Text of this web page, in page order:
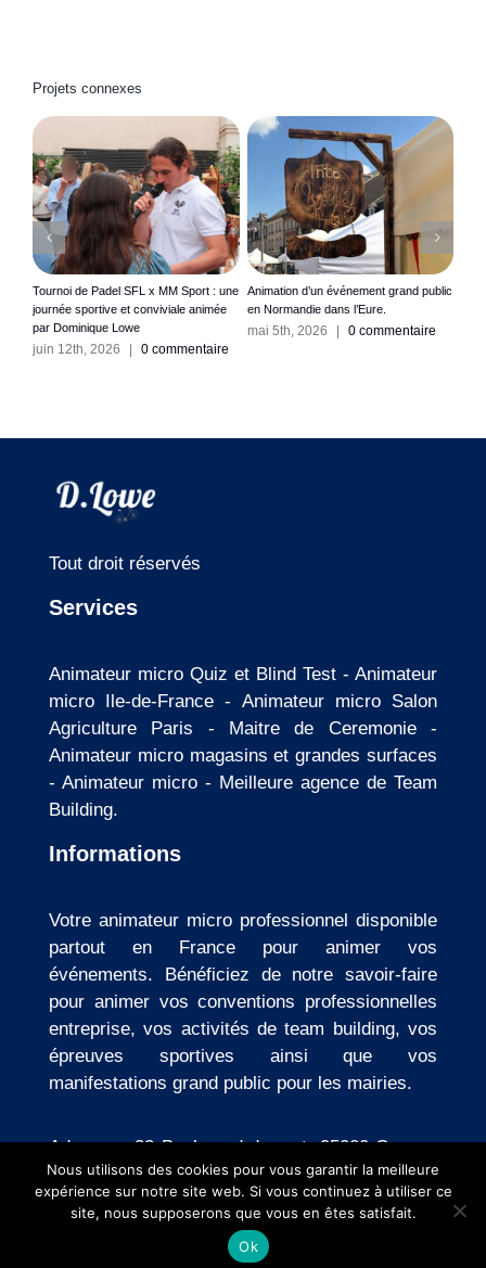
Projets connexes
Tournoi de Padel SFL x MM Sport : une
journée sportive et conviviale animée
par Dominique Lowe
juin 12th, 2026 | 0 commentaire
Animation d’un événement grand public
en Normandie dans l’Eure.
mai 5th, 2026 | 0 commentaire
Tout droit réservés
Services
Animateur micro Quiz et Blind Test - Animateur
micro Ile-de-France - Animateur micro Salon
Agriculture Paris
- Maitre de Ceremonie
-
Animateur micro magasins et grandes surfaces
- Animateur micro - Meilleure agence de Team
Building.
Informations
Votre animateur micro professionnel disponible
partout en France pour animer vos
événements. Bénéficiez de notre savoir-faire
pour animer vos conventions professionnelles
entreprise, vos activités de team building, vos
épreuves sportives ainsi que vos
manifestations grand public pour les mairies.
Adresse : 32 Boulevard du port, 95000 Cergy -
Mentions légales - Politique de confidentialité
Nous utilisons des cookies pour vous garantir la meilleure
expérience sur notre site web. Si vous continuez à utiliser ce
site, nous supposerons que vous en êtes satisfait.
Ok